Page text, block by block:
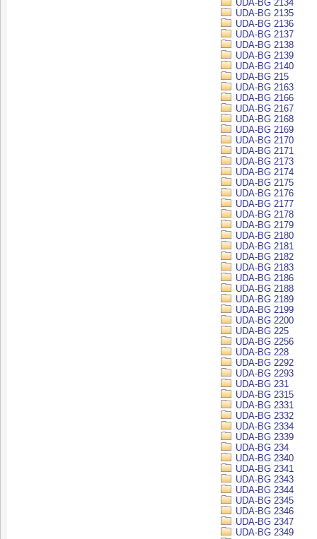
UDA-BG 2134
UDA-BG 2135
UDA-BG 2136
UDA-BG 2137
UDA-BG 2138
UDA-BG 2139
UDA-BG 2140
UDA-BG 215
UDA-BG 2163
UDA-BG 2166
UDA-BG 2167
UDA-BG 2168
UDA-BG 2169
UDA-BG 2170
UDA-BG 2171
UDA-BG 2173
UDA-BG 2174
UDA-BG 2175
UDA-BG 2176
UDA-BG 2177
UDA-BG 2178
UDA-BG 2179
UDA-BG 2180
UDA-BG 2181
UDA-BG 2182
UDA-BG 2183
UDA-BG 2186
UDA-BG 2188
UDA-BG 2189
UDA-BG 2199
UDA-BG 2200
UDA-BG 225
UDA-BG 2256
UDA-BG 228
UDA-BG 2292
UDA-BG 2293
UDA-BG 231
UDA-BG 2315
UDA-BG 2331
UDA-BG 2332
UDA-BG 2334
UDA-BG 2339
UDA-BG 234
UDA-BG 2340
UDA-BG 2341
UDA-BG 2343
UDA-BG 2344
UDA-BG 2345
UDA-BG 2346
UDA-BG 2347
UDA-BG 2349